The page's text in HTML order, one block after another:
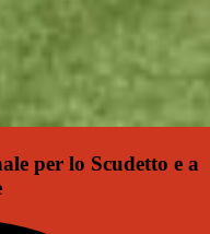
per lo Scudetto e a